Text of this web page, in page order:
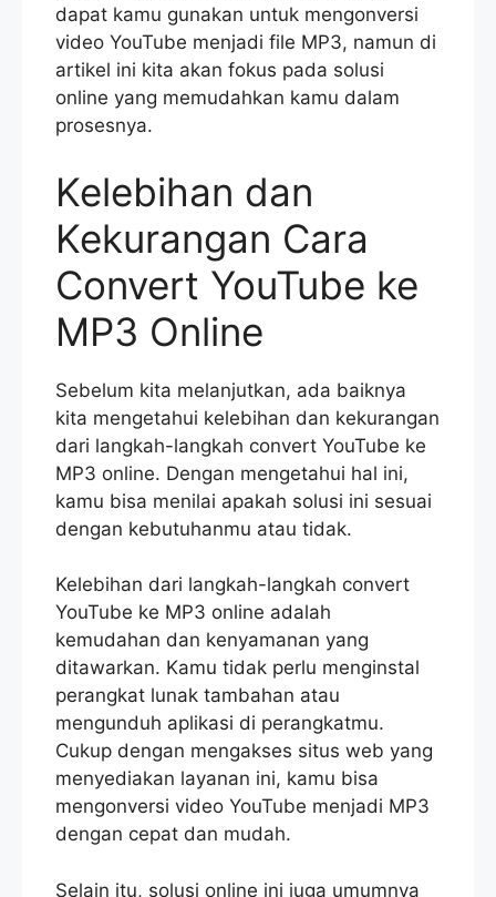
dapat kamu gunakan untuk mengonversi
video YouTube menjadi file MP3, namun di
artikel ini kita akan fokus pada solusi
online yang memudahkan kamu dalam
prosesnya.
Kelebihan dan
Kekurangan Cara
Convert YouTube ke
MP3 Online
Sebelum kita melanjutkan, ada baiknya
kita mengetahui kelebihan dan kekurangan
dari langkah-langkah convert YouTube ke
MP3 online. Dengan mengetahui hal ini,
kamu bisa menilai apakah solusi ini sesuai
dengan kebutuhanmu atau tidak.
Kelebihan dari langkah-langkah convert
YouTube ke MP3 online adalah
kemudahan dan kenyamanan yang
ditawarkan. Kamu tidak perlu menginstal
perangkat lunak tambahan atau
mengunduh aplikasi di perangkatmu.
Cukup dengan mengakses situs web yang
menyediakan layanan ini, kamu bisa
mengonversi video YouTube menjadi MP3
dengan cepat dan mudah.
Selain itu, solusi online ini juga umumnya